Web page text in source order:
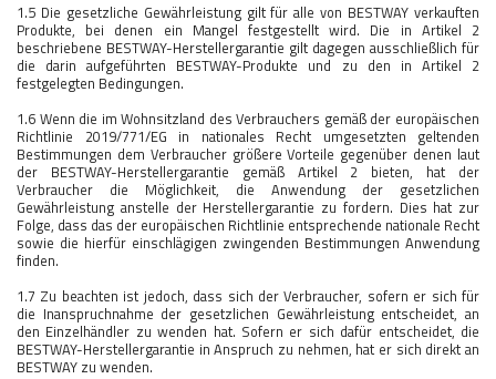
1.5 Die gesetzliche Gewährleistung gilt für alle von BESTWAY verkauften
Produkte, bei denen ein Mangel festgestellt wird. Die in Artikel 2
beschriebene BESTWAY-Herstellergarantie gilt dagegen ausschließlich für
die darin aufgeführten BESTWAY-Produkte und zu den in Artikel 2
festgelegten Bedingungen.
1.6 Wenn die im Wohnsitzland des Verbrauchers gemäß der europäischen
Richtlinie 2019/771/EG in nationales Recht umgesetzten geltenden
Bestimmungen dem Verbraucher größere Vorteile gegenüber denen laut
der BESTWAY-Herstellergarantie gemäß Artikel 2 bieten, hat der
Verbraucher die Möglichkeit, die Anwendung der gesetzlichen
Gewährleistung anstelle der Herstellergarantie zu fordern. Dies hat zur
Folge, dass das der europäischen Richtlinie entsprechende nationale Recht
sowie die hierfür einschlägigen zwingenden Bestimmungen Anwendung
finden.
1.7 Zu beachten ist jedoch, dass sich der Verbraucher, sofern er sich für
die Inanspruchnahme der gesetzlichen Gewährleistung entscheidet, an
den Einzelhändler zu wenden hat. Sofern er sich dafür entscheidet, die
BESTWAY-Herstellergarantie in Anspruch zu nehmen, hat er sich direkt an
BESTWAY zu wenden.